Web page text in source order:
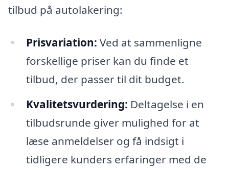
tilbud på autolakering:
Prisvariation: Ved at sammenligne
forskellige priser kan du finde et
tilbud, der passer til dit budget.
Kvalitetsvurdering: Deltagelse i en
tilbudsrunde giver mulighed for at
læse anmeldelser og få indsigt i
tidligere kunders erfaringer med de